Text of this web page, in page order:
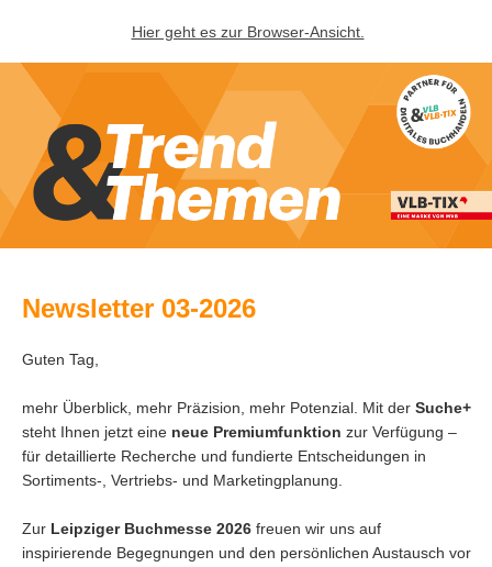
Hier geht es zur Browser-Ansicht.
Newsletter 03-2026
Guten Tag,
mehr Überblick, mehr Präzision, mehr Potenzial. Mit der Suche+
steht Ihnen jetzt eine neue Premiumfunktion zur Verfügung –
für detaillierte Recherche und fundierte Entscheidungen in
Sortiments-, Vertriebs- und Marketingplanung.
Zur Leipziger Buchmesse 2026 freuen wir uns auf
inspirierende Begegnungen und den persönlichen Austausch vor